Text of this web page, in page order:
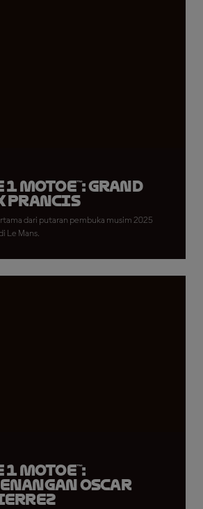
1 MotoE™: Grand
Prancis
dari putaran pembuka musim 2025
Le Mans.
1 MotoE™:
Oscar